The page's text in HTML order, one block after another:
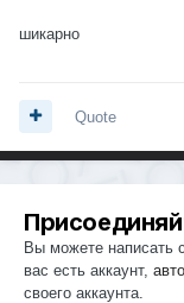
шикарно
Quote
Вы можете написать
вас есть аккаунт,
своего аккаунта.